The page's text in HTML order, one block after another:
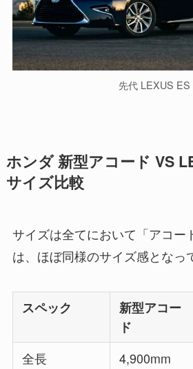
先代 LEXUS ES
ホンダ 新型アコード VS
サイズ比較
サイズは全てにおいて「アコー
は、ほぼ同様のサイズ感となっ
スペック
新型アコー
ド
全長
4,900mm